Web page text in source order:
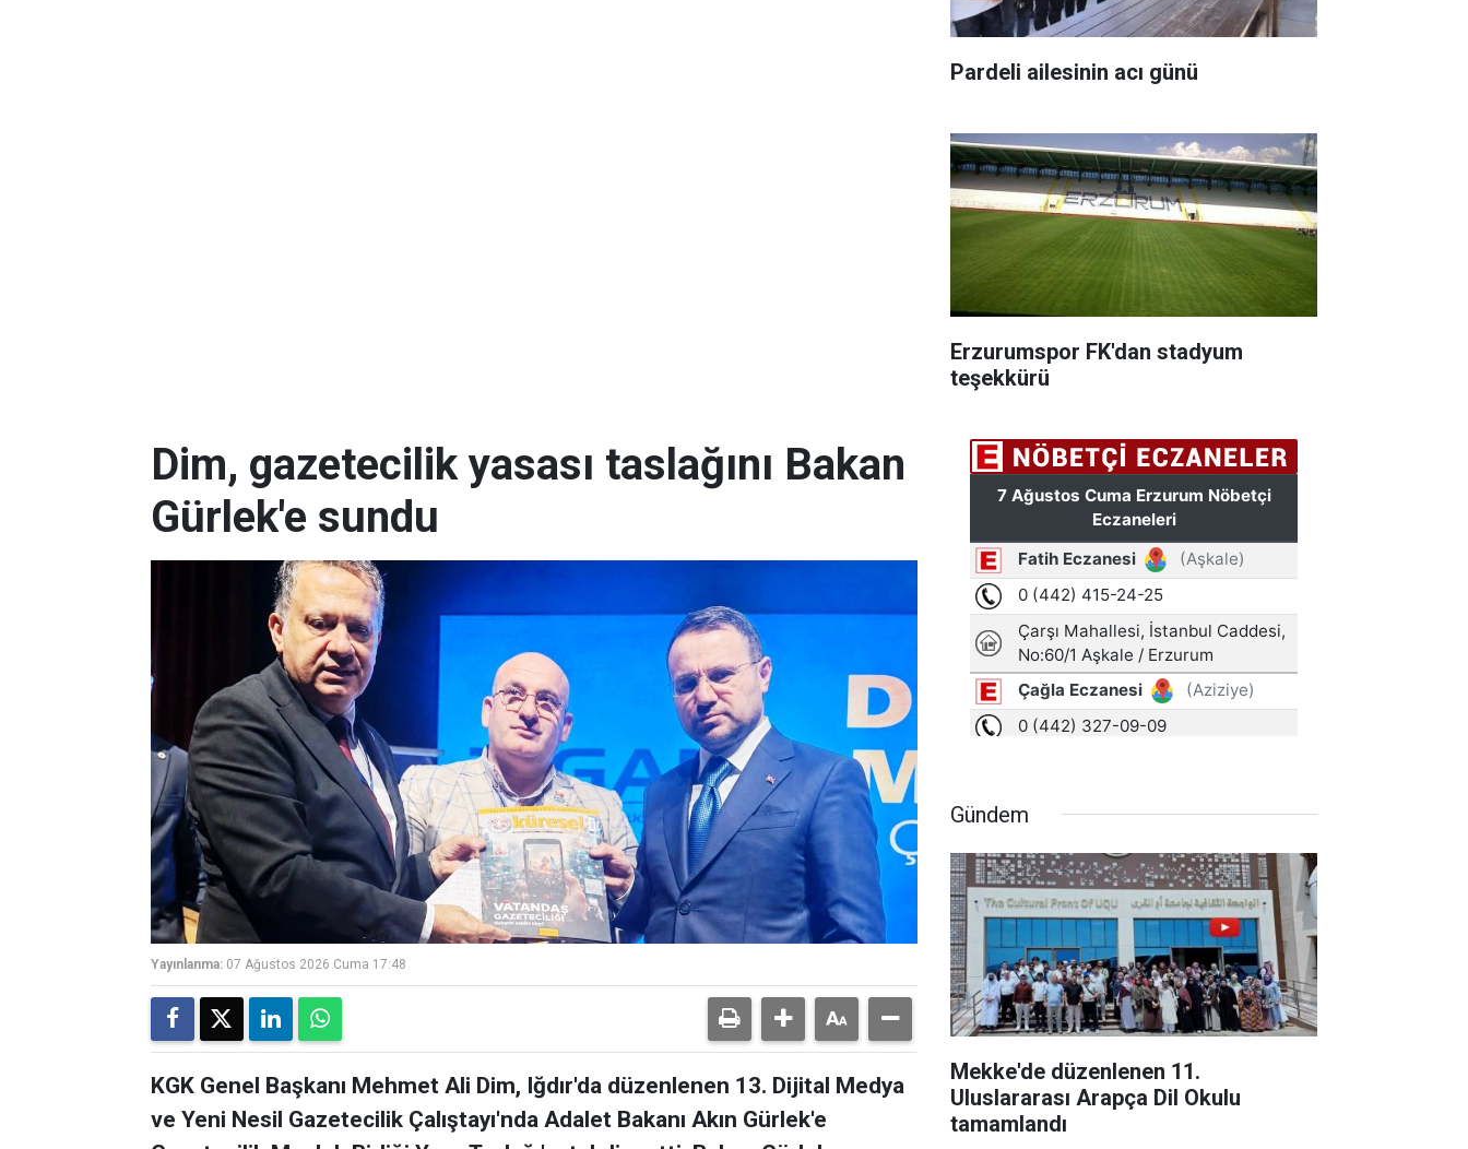
Pardeli ailesinin acı günü
Erzurumspor FK'dan stadyum
teşekkürü
Dim, gazetecilik yasası taslağını Bakan
Gürlek'e sundu
Yayınlanma: 07 Ağustos 2026 Cuma 17:48
KGK Genel Başkanı Mehmet Ali Dim, Iğdır'da düzenlenen 13. Dijital Medya
ve Yeni Nesil Gazetecilik Çalıştayı'nda Adalet Bakanı Akın Gürlek'e
Gündem
Mekke'de düzenlenen 11.
Uluslararası Arapça Dil Okulu
tamamlandı